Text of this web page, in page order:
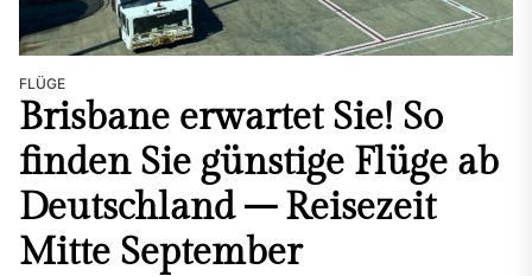
FLÜGE
Brisbane erwartet Sie! So
finden Sie günstige Flüge ab
Deutschland – Reisezeit
Mitte September